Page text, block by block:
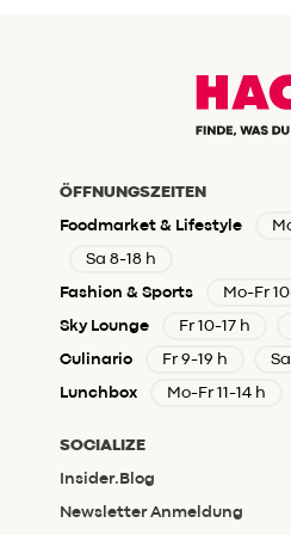
ÖFFNUNGSZEITEN
Foodmarket & Lifestyle
Sa 8-18 h
Fashion & Sports Mo-Fr
Sky Lounge Fr 10-17 h
Culinario Fr 9-19 h
Lunchbox Mo-Fr 11-14 h
SOCIALIZE
Insider.Blog
Newsletter Anmeldung